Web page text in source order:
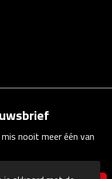
nooit meer één van